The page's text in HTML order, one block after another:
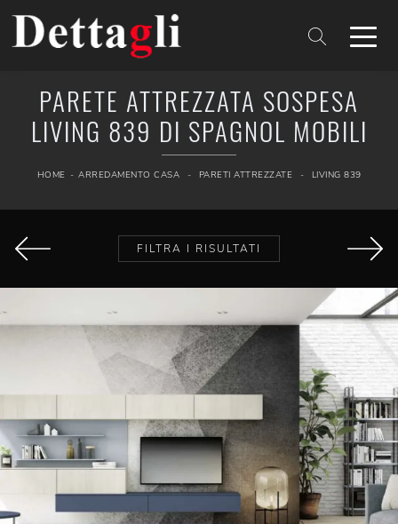
PARETE ATTREZZATA SOSPESA
LIVING 839 DI SPAGNOL MOBILI
HOME - ARREDAMENTO CASA - PARETI ATTREZZATE - LIVING 839
FILTRA I RISULTATI